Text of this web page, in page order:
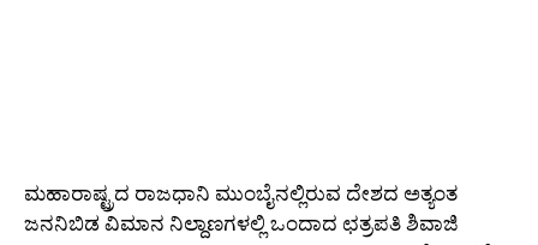
ಮಹಾರಾಷ್ಟ್ರದ ರಾಜಧಾನಿ ಮುಂಬೈನಲ್ಲಿರುವ ದೇಶದ ಅತ್ಯಂತ
ಜನನಿಬಿಡ ವಿಮಾನ ನಿಲ್ದಾಣಗಳಲ್ಲಿ ಒಂದಾದ ಛತ್ರಪತಿ ಶಿವಾಜಿ